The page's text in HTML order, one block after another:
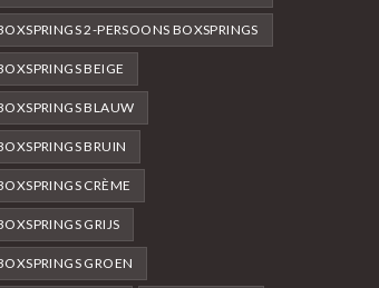
2-PERSOONS BOXSPRINGS
BEIGE
BLAUW
BRUIN
CRÈME
GRIJS
GROEN